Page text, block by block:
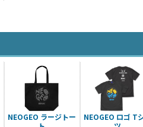
NEOGEO ラージトー
NEOGEO ロゴ T